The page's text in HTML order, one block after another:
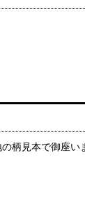
柄見本で御座い